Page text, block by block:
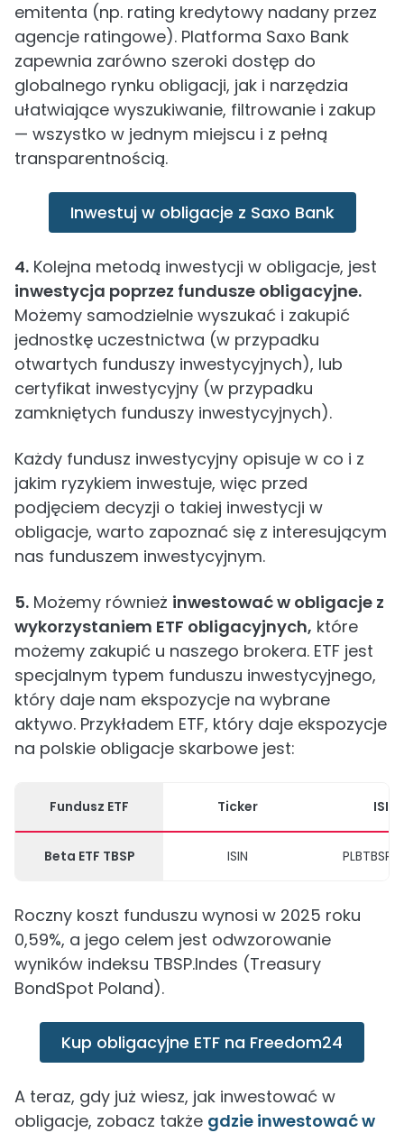
emitenta (np. rating kredytowy nadany przez
agencje ratingowe). Platforma Saxo Bank
zapewnia zarówno szeroki dostęp do
globalnego rynku obligacji, jak i narzędzia
ułatwiające wyszukiwanie, filtrowanie i zakup
— wszystko w jednym miejscu i z pełną
transparentnością.
Inwestuj w obligacje z Saxo Bank
4. Kolejna metodą inwestycji w obligacje, jest
inwestycja poprzez fundusze obligacyjne.
Możemy samodzielnie wyszukać i zakupić
jednostkę uczestnictwa (w przypadku
otwartych funduszy inwestycyjnych), lub
certyfikat inwestycyjny (w przypadku
zamkniętych funduszy inwestycyjnych).
Każdy fundusz inwestycyjny opisuje w co i z
jakim ryzykiem inwestuje, więc przed
podjęciem decyzji o takiej inwestycji w
obligacje, warto zapoznać się z interesującym
nas funduszem inwestycyjnym.
5. Możemy również inwestować w obligacje z
wykorzystaniem ETF obligacyjnych, które
możemy zakupić u naszego brokera. ETF jest
specjalnym typem funduszu inwestycyjnego,
który daje nam ekspozycje na wybrane
aktywo. Przykładem ETF, który daje ekspozycje
na polskie obligacje skarbowe jest:
Fundusz ETF Ticker ISIN
Beta ETF TBSP ISIN
Roczny koszt funduszu wynosi w 2025 roku
0,59%, a jego celem jest odwzorowanie
wyników indeksu TBSP.Indes (Treasury
BondSpot Poland).
Kup obligacyjne ETF na Freedom24
A teraz, gdy już wiesz, jak inwestować w
obligacje, zobacz także gdzie inwestować w